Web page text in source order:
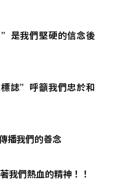
是我們堅硬的信念後
誌”呼籲我們忠於和
播我們的善念
我們熱血的精神！！